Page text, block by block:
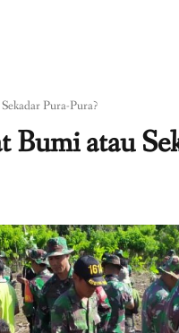
Pura-Pura?
Bumi atau